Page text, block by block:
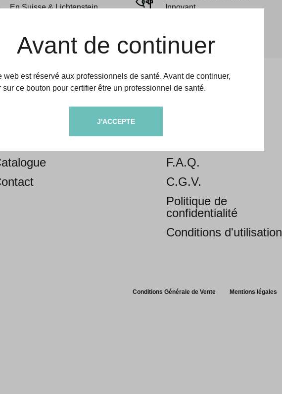
Avant de continuer
web est réservé aux professionnels de santé. Avant de continuer,
sur ce bouton pour certifier être un professionnel de santé.
J'ACCEPTE
En Suisse & Lichtenstein
Innovant
F.A.Q.
C.G.V.
Politique de
confidentialité
Conditions d'utilisation
Conditions Générale de Vente Mentions légales